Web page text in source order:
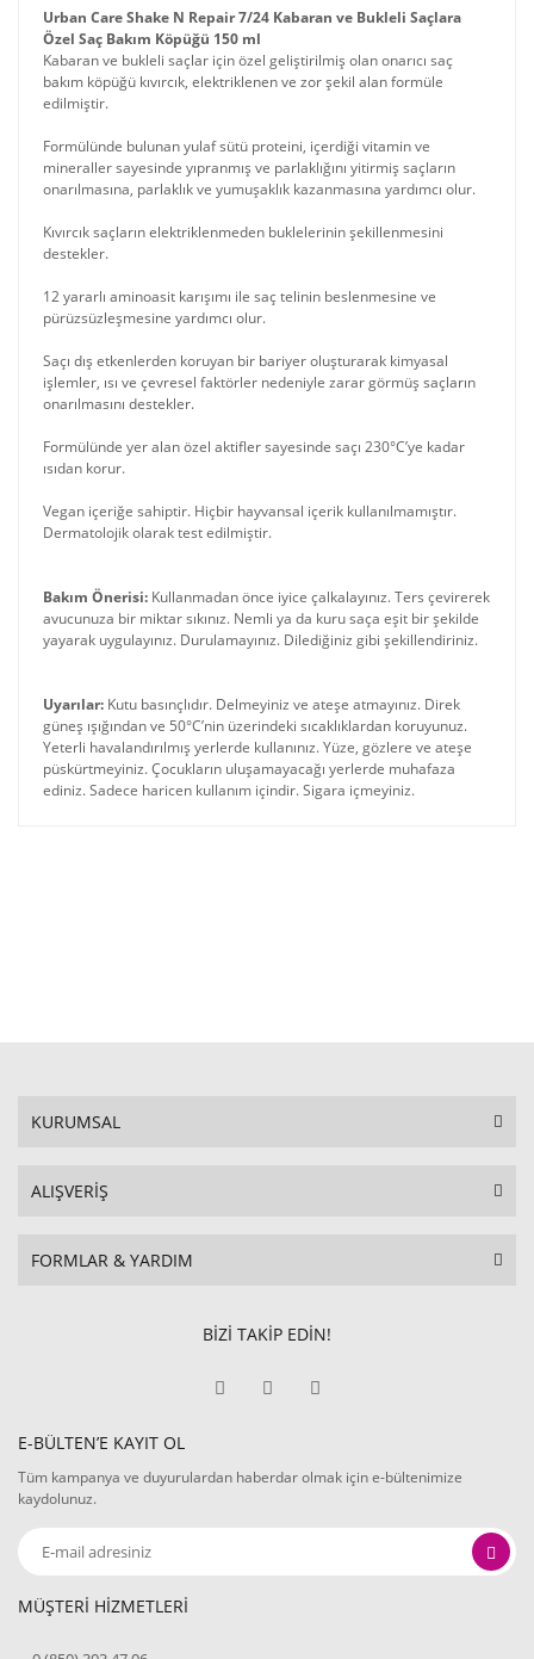
Urban Care Shake N Repair 7/24 Kabaran ve Bukleli Saçlara
Özel Saç Bakım Köpüğü 150 ml
Kabaran ve bukleli saçlar için özel geliştirilmiş olan onarıcı saç
bakım köpüğü kıvırcık, elektriklenen ve zor şekil alan formüle
edilmiştir.
Formülünde bulunan yulaf sütü proteini, içerdiği vitamin ve
mineraller sayesinde yıpranmış ve parlaklığını yitirmiş saçların
onarılmasına, parlaklık ve yumuşaklık kazanmasına yardımcı olur.
Kıvırcık saçların elektriklenmeden buklelerinin şekillenmesini
destekler.
12 yararlı aminoasit karışımı ile saç telinin beslenmesine ve
pürüzsüzleşmesine yardımcı olur.
Saçı dış etkenlerden koruyan bir bariyer oluşturarak kimyasal
işlemler, ısı ve çevresel faktörler nedeniyle zarar görmüş saçların
onarılmasını destekler.
Formülünde yer alan özel aktifler sayesinde saçı 230°C’ye kadar
ısıdan korur.
Vegan içeriğe sahiptir. Hiçbir hayvansal içerik kullanılmamıştır.
Dermatolojik olarak test edilmiştir.
Bakım Önerisi: Kullanmadan önce iyice çalkalayınız. Ters çevirerek
avucunuza bir miktar sıkınız. Nemli ya da kuru saça eşit bir şekilde
yayarak uygulayınız. Durulamayınız. Dilediğiniz gibi şekillendiriniz.
Uyarılar: Kutu basınçlıdır. Delmeyiniz ve ateşe atmayınız. Direk
güneş ışığından ve 50°C’nin üzerindeki sıcaklıklardan koruyunuz.
Yeterli havalandırılmış yerlerde kullanınız. Yüze, gözlere ve ateşe
püskürtmeyiniz. Çocukların uluşamayacağı yerlerde muhafaza
ediniz. Sadece haricen kullanım içindir. Sigara içmeyiniz.
KURUMSAL
ALIŞVERİŞ
FORMLAR & YARDIM
BİZİ TAKİP EDİN!
E-BÜLTEN’E KAYIT OL
Tüm kampanya ve duyurulardan haberdar olmak için e-bültenimize
kaydolunuz.
MÜŞTERİ HİZMETLERİ